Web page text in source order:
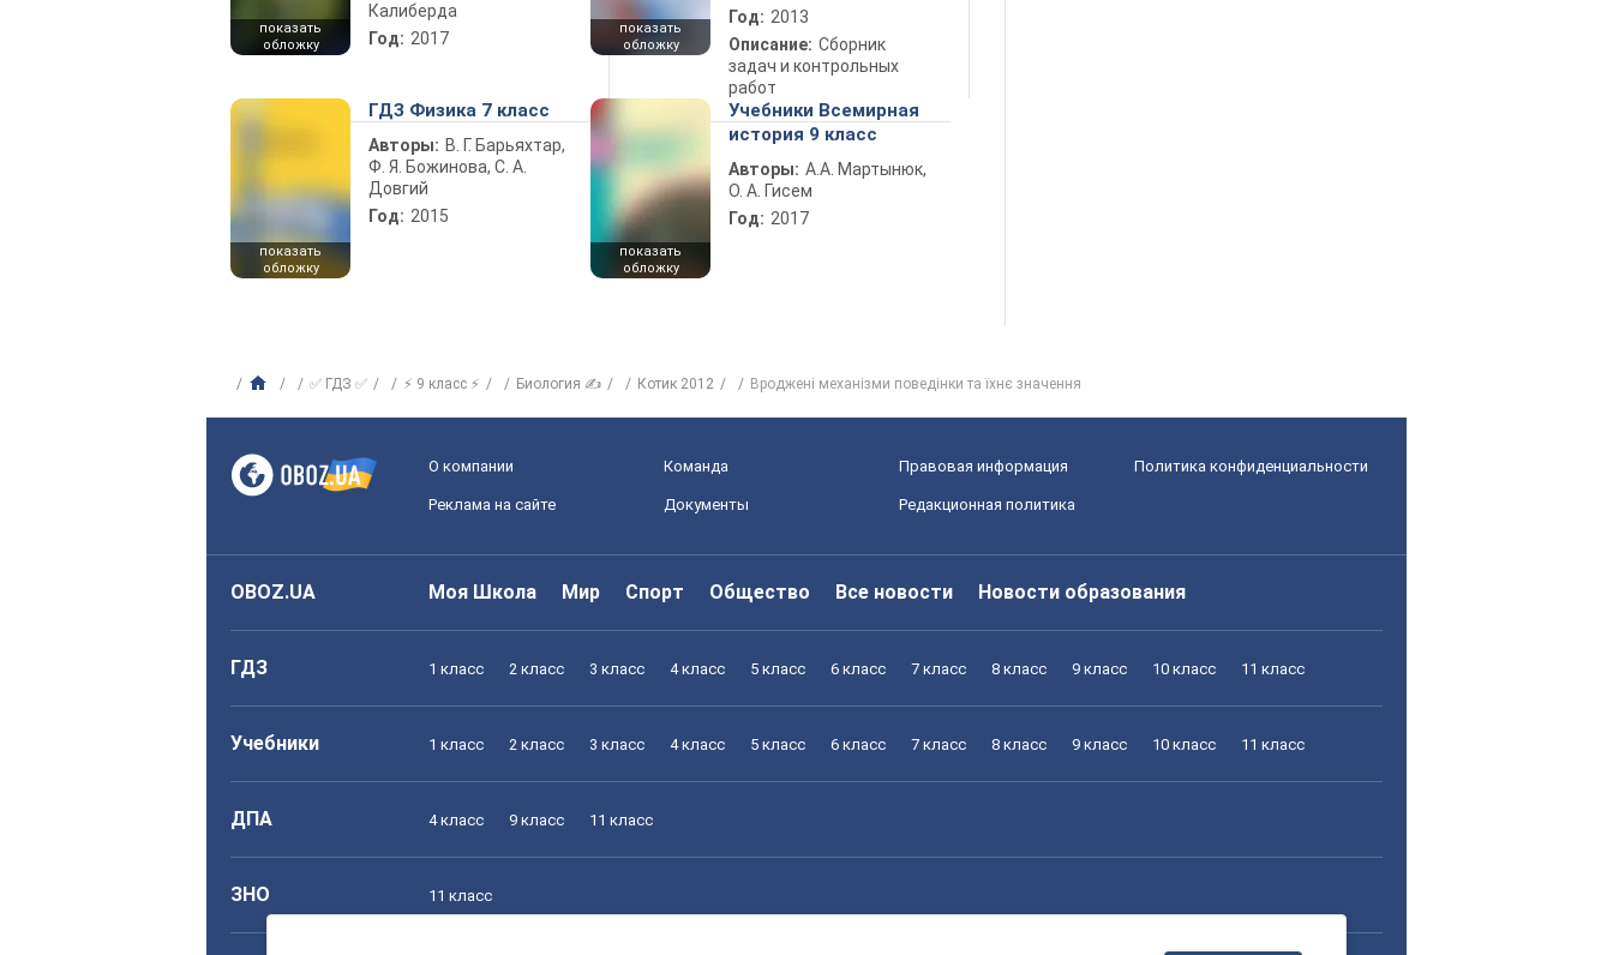
показать
обложку
Калиберда
Год: 2017
показать
обложку
Год: 2013
Описание: Сборник
задач и контрольных
работ
показать
обложку
ГДЗ Физика 7 класс
Авторы: В. Г. Барьяхтар,
Ф. Я. Божинова, С. А.
Довгий
Год: 2015
показать
обложку
Учебники Всемирная
история 9 класс
Авторы: А.А. Мартынюк,
О. А. Гисем
Год: 2017
✅ ГДЗ ✅ ⚡ 9 класс ⚡ Биология ✍ Котик 2012 Вроджені механізми поведінки та їхнє значення
О компании Команда Правовая информация Политика конфиденциальности
Реклама на сайте Документы Редакционная политика
OBOZ.UA Моя Школа Мир Спорт Общество Все новости Новости образования
ГДЗ 1 класс 2 класс 3 класс 4 класс 5 класс 6 класс 7 класс 8 класс 9 класс 10 класс 11 класс
Учебники 1 класс 2 класс 3 класс 4 класс 5 класс 6 класс 7 класс 8 класс 9 класс 10 класс 11 класс
ДПА 4 класс 9 класс 11 класс
ЗНО 11 класс